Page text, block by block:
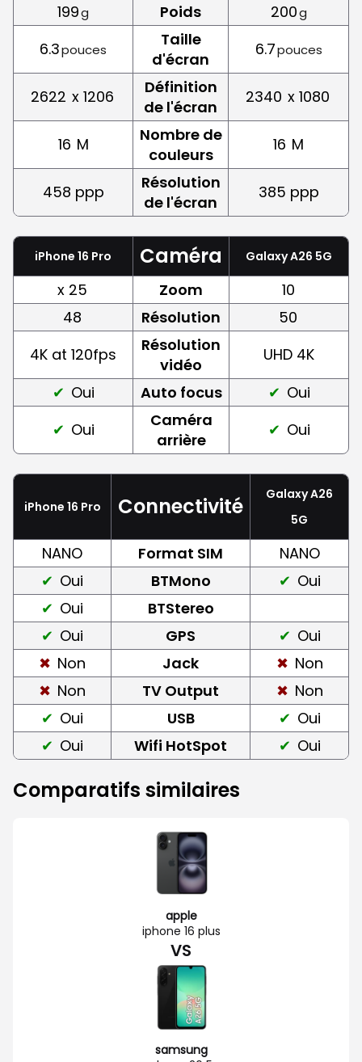
199g Poids 200g
6.3pouces
Taille
d'écran
6.7pouces
2622 x 1206
Définition
de l'écran
2340 x 1080
16 M
Nombre de
couleurs
16 M
458 ppp
Résolution
de l'écran
385 ppp
iPhone 16 Pro Caméra Galaxy A26 5G
x 25 Zoom
10
48
Résolution
50
4K at 120fps
Résolution
vidéo
UHD 4K
Oui
Auto focus
Oui
Oui
Caméra
arrière
Oui
iPhone 16 Pro Connectivité
Galaxy A26
5G
NANO Format SIM
NANO
Oui
BTMono
Oui
Oui
BTStereo
Oui
GPS
Oui
Non
Jack
Non
Non
TV Output
Non
Oui
USB
Oui
Oui
Wifi HotSpot Oui
Comparatifs similaires
apple
iphone 16 plus
VS
samsung